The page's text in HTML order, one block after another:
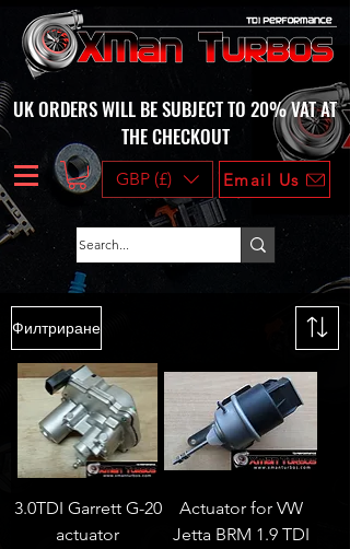
UK ORDERS WILL BE SUBJECT TO 20% VAT AT
THE CHECKOUT
GBP (£) Email Us
Филтриране
3.0TDI Garrett G-20
actuator
Actuator for VW
Jetta BRM 1.9 TDI